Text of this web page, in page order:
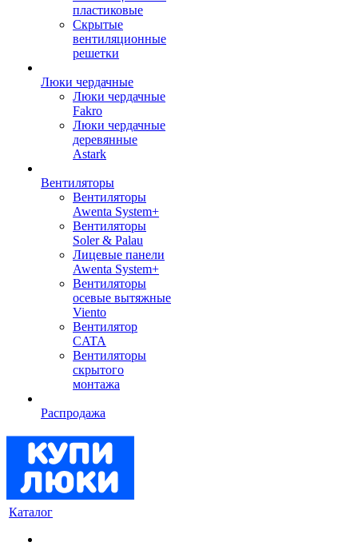
пластиковые
Скрытые
вентиляционные
решетки
Люки чердачные
Люки чердачные
Fakro
Люки чердачные
деревянные
Astark
Вентиляторы
Вентиляторы
Awenta System+
Вентиляторы
Soler & Palau
Лицевые панели
Awenta System+
Вентиляторы
осевые вытяжные
Viento
Вентилятор
CATA
Вентиляторы
скрытого
монтажа
Распродажа
Каталог